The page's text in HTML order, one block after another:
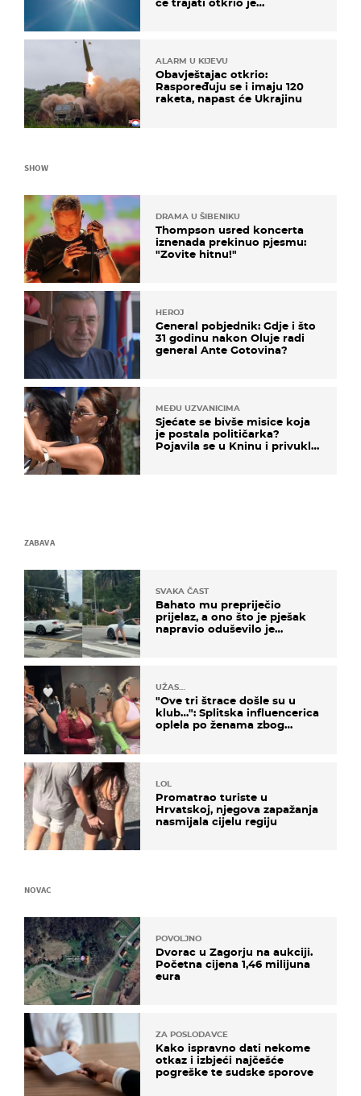
ALARM U KIJEVU
Obavještajac otkrio:
Raspoređuju se i imaju 120
raketa, napast će Ukrajinu
SHOW
DRAMA U ŠIBENIKU
Thompson usred koncerta
iznenada prekinuo pjesmu:
"Zovite hitnu!"
HEROJ
General pobjednik: Gdje i što
31 godinu nakon Oluje radi
general Ante Gotovina?
MEĐU UZVANICIMA
Sjećate se bivše misice koja
je postala političarka?
Pojavila se u Kninu i privukla
ZABAVA
SVAKA ČAST
Bahato mu prepriječio
prijelaz, a ono što je pješak
napravio oduševilo je
UŽAS…
"Ove tri štrace došle su u
klub…": Splitska influencerica
oplela po ženama zbog
LOL
Promatrao turiste u
Hrvatskoj, njegova zapažanja
nasmijala cijelu regiju
NOVAC
POVOLJNO
Dvorac u Zagorju na aukciji.
Početna cijena 1,46 milijuna
eura
ZA POSLODAVCE
Kako ispravno dati nekome
otkaz i izbjeći najčešće
pogreške te sudske sporove